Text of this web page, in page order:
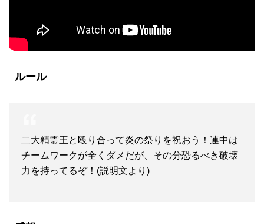
ルール
二大精霊王と殴り合って炎の祭りを祝おう！連中は
チームワークが全くダメだが、その分恐るべき破壊
力を持ってるぞ！(説明文より)